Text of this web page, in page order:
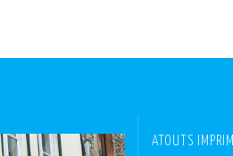
ATOUTS IMPRIM’